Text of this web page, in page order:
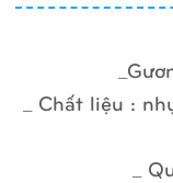
_ Chất liệu :
_